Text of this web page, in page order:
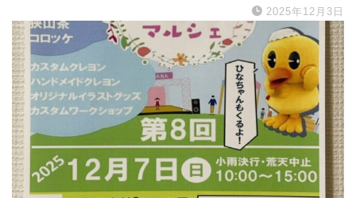
2025年12月3日